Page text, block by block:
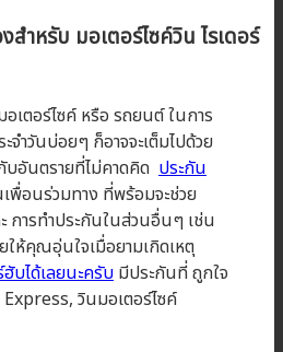
สำหรับ มอเตอร์ไซค์วินไรเดอร์
อเตอร์ไซค์ หรือ รถยนต์ ในการ
จำวันบ่อยๆ ก็อาจจะเต็มไปด้วย
อันตรายที่ไม่คาดคิด ประกัน
พื่อนร่วมทาง ที่พร้อมจะช่วย
การทำประกันในส่วนอื่นๆ เช่น
ให้คุณอุ่นใจเมื่อยามเกิดเหตุ
บได้เลยนะครับ มีประกันที่ ถูกใจ
วินมอเตอร์ไซค์